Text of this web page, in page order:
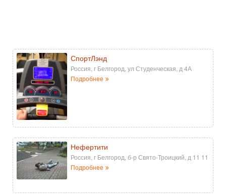
СпортЛэнд
Россия, г Белгород, ул Студенческая, д 4А
Подробнее
Нефертити
Россия, г Белгород, б-р Свято-Троицкий, д 11 11
Подробнее